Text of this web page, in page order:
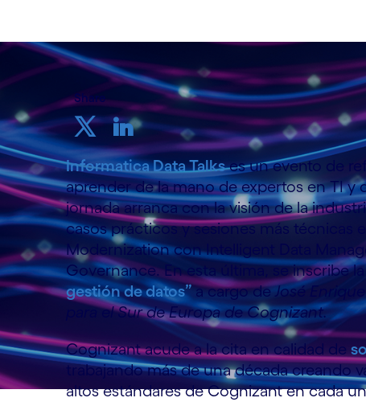
Share
Informatica Data Talkses un evento de
aprender de la mano de expertos en TI y
jornada arranca con la visión de la
casos prácticos y sesiones más técnicas
Modernization con Intelligent Data
Governance. En esta última, se inscribe
gestión de datos”a cargo deJosé
para el Sur de Europa de Cognizant.
Cognizant acude a la cita en calidad de
trabajando más de una década creando
altos estándares de Cognizant en cada